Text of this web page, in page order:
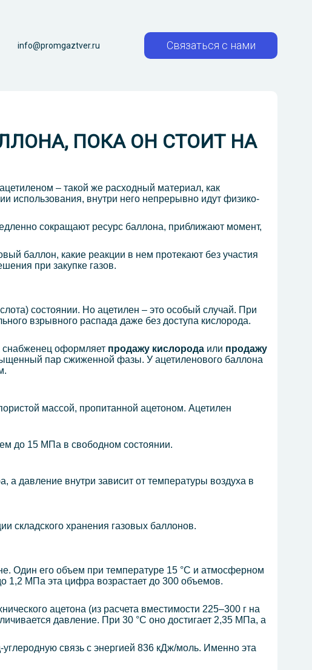
info@promgaztver.ru Связаться с нами
ПОКА ОН СТОИТ НА
– такой же расходный материал, как
использования, внутри него непрерывно идут физико-
сокращают ресурс баллона, приближают момент,
баллон, какие реакции в нем протекают без участия
при закупке газов.
состоянии. Но ацетилен – это особый случай. При
взрывного распада даже без доступа кислорода.
снабженец оформляет продажу кислорода или продажу
пар сжиженной фазы. У ацетиленового баллона
массой, пропитанной ацетоном. Ацетилен
до 15 МПа в свободном состоянии.
давление внутри зависит от температуры воздуха в
складского хранения газовых баллонов.
Один его объем при температуре 15 °C и атмосферном
1,2 МПа эта цифра возрастает до 300 объемов.
ацетона (из расчета вместимости 225–300 г на
давление. При 30 °C оно достигает 2,35 МПа, а
связь с энергией 836 кДж/моль. Именно эта